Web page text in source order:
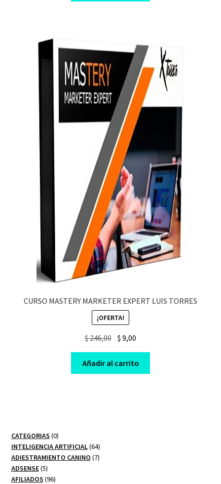
CURSO MASTERY MARKETER EXPERT LUIS TORRES
¡OFERTA!
$246,00 Original
was:
$ 246,00.
$ 9,00
is:
$ 9,00.
Añadir al carrito
CATEGORIAS 00
productos
INTELIGENCIA ARTIFICIAL 6464
productos
ADIESTRAMIENTO CANINO 77
ADSENSE 55
productos
AFILIADOS 9696